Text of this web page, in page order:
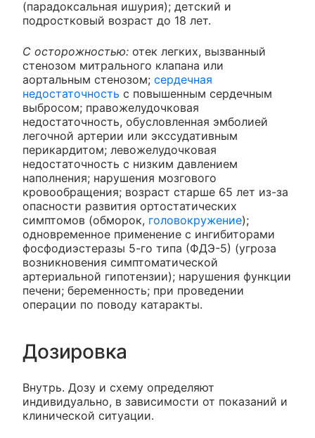
(парадоксальная ишурия); детский и
подростковый возраст до 18 лет.
С осторожностью: отек легких, вызванный
стенозом митрального клапана или
аортальным стенозом; сердечная
недостаточность с повышенным сердечным
выбросом; правожелудочковая
недостаточность, обусловленная эмболией
легочной артерии или экссудативным
перикардитом; левожелудочковая
недостаточность с низким давлением
наполнения; нарушения мозгового
кровообращения; возраст старше 65 лет из-за
опасности развития ортостатических
симптомов (обморок, головокружение);
одновременное применение с ингибиторами
фосфодиэстеразы 5-го типа (ФДЭ-5) (угроза
возникновения симптоматической
артериальной гипотензии); нарушения функции
печени; беременность; при проведении
операции по поводу катаракты.
Дозировка
Внутрь. Дозу и схему определяют
индивидуально, в зависимости от показаний и
клинической ситуации.